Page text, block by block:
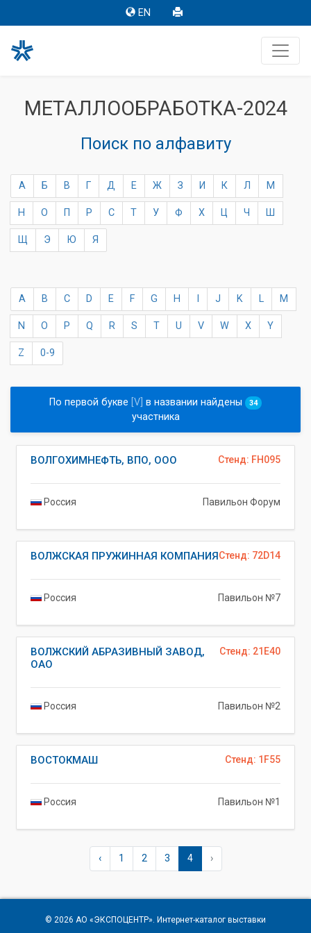
EN
МЕТАЛЛООБРАБОТКА-2024
Поиск по алфавиту
А Б В Г Д Е Ж З И К Л М
Н О П Р С Т У Ф Х Ц Ч Ш
Щ Э Ю Я
A B C D E F G H J K L M
N O P Q R S T U V W X Y
Z 0-9
По первой букве [V] в названии найдены 34
участника
Стенд: FH095
ВОЛГОХИМНЕФТЬ, ВПО, ООО
Россия Павильон Форум
Стенд: 72D14
ВОЛЖСКАЯ ПРУЖИННАЯ КОМПАНИЯ
Россия Павильон №7
Стенд: 21E40
ВОЛЖСКИЙ АБРАЗИВНЫЙ ЗАВОД,
ОАО
Россия Павильон №2
Стенд: 1F55
ВОСТОКМАШ
Россия Павильон №1
‹ 1 2 3 4 ›
© 2026 АО «ЭКСПОЦЕНТР». Интернет-каталог выставки